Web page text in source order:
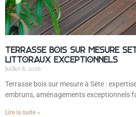
Terrasse bois sur mesure
littoraux exceptionnels
juillet 8, 2026
Terrasse bois sur mesure à Sète :
embruns, aménagements exceptionnels
Lire la suite »